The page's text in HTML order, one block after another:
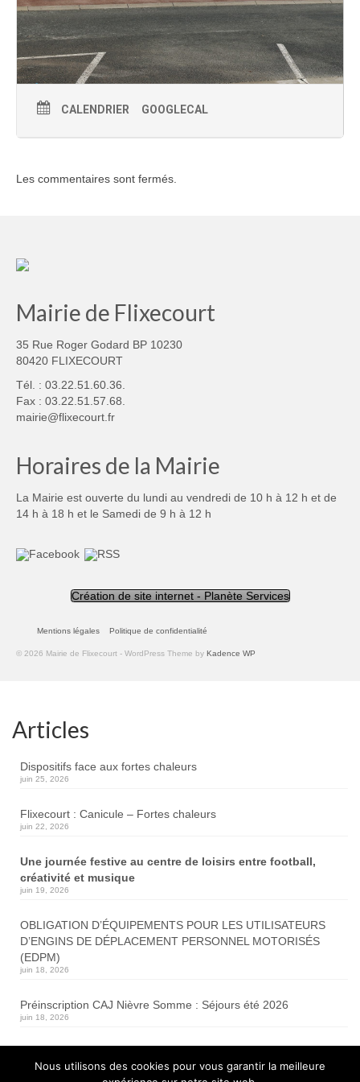
CALENDRIER GOOGLECAL
Les commentaires sont fermés.
Mairie de Flixecourt
35 Rue Roger Godard BP 10230
80420 FLIXECOURT
Tél. : 03.22.51.60.36.
Fax : 03.22.51.57.68.
mairie@flixecourt.fr
Horaires de la Mairie
La Mairie est ouverte du lundi au vendredi de 10 h à 12 h et de
14 h à 18 h et le Samedi de 9 h à 12 h
Création de site internet - Planète Services
Mentions légales Politique de confidentialité
© 2026 Mairie de Flixecourt - WordPress Theme by Kadence WP
Nous utilisons des cookies pour vous garantir la meilleure
Articles
Dispositifs face aux fortes chaleurs
juin 25, 2026
Flixecourt : Canicule – Fortes chaleurs
juin 22, 2026
Une journée festive au centre de loisirs entre football,
créativité et musique
juin 19, 2026
OBLIGATION D’ÉQUIPEMENTS POUR LES UTILISATEURS
D’ENGINS DE DÉPLACEMENT PERSONNEL MOTORISÉS
(EDPM)
juin 18, 2026
Préinscription CAJ Nièvre Somme : Séjours été 2026
juin 18, 2026
RD1001